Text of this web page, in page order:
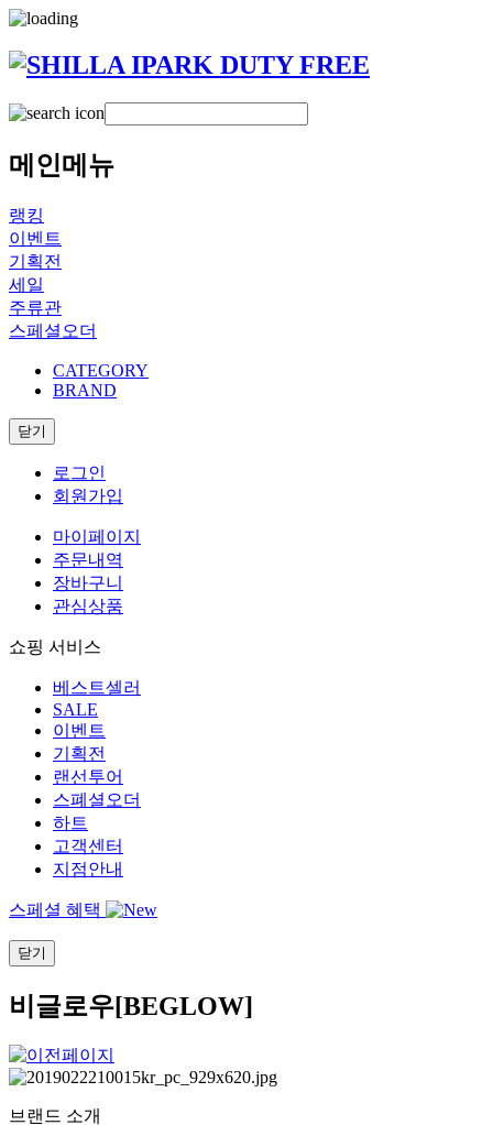
메인메뉴
랭킹
이벤트
기획전
세일
주류관
스페셜오더
CATEGORY
BRAND
닫기
로그인
회원가입
마이페이지
주문내역
장바구니
관심상품
쇼핑 서비스
베스트셀러
SALE
이벤트
기획전
랜선투어
스폐셜오더
하트
고객센터
지점안내
스페셜 혜택
닫기
비글로우[BEGLOW]
브랜드 소개